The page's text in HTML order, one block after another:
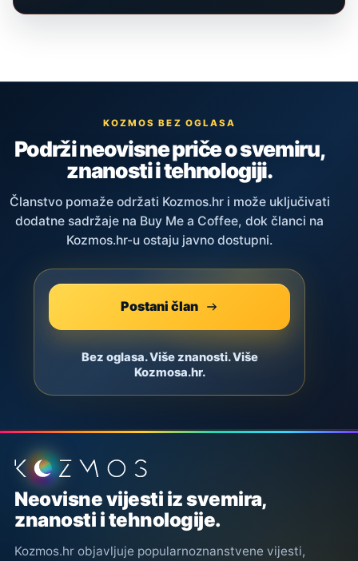
KOZMOS BEZ OGLASA
Podrži neovisne priče o svemiru,
znanosti i tehnologiji.
Članstvo pomaže održati Kozmos.hr i može uključivati
dodatne sadržaje na Buy Me a Coffee, dok članci na
Kozmos.hr-u ostaju javno dostupni.
Postani član
Bez oglasa. Više znanosti. Više
Kozmosa.hr.
Podnožje stranice
Neovisne vijesti iz svemira,
znanosti i tehnologije.
Kozmos.hr objavljuje popularnoznanstvene vijesti,